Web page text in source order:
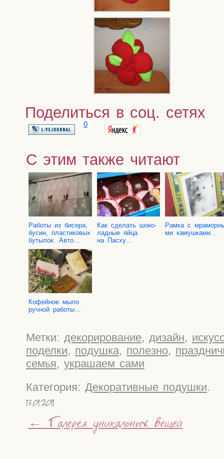
Поделиться в соц. сетях
0
С этим также читают
Рабо­ты из бисе­ра,
бусин, пла­сти­ко­вых
буты­лок. Авто…
Как сде­лать шоко­
лад­ные яйца
на Пасху…
Рам­ка с
ми камушками…
Кофей­ное мыло
руч­ной работы…
Метки: декорирование, дизайн,
поделки, подушка, полезно,
семья, украшаем сами
Категория: Декоративные подушки.
13.01.2011
←Галерея уникальных вещей